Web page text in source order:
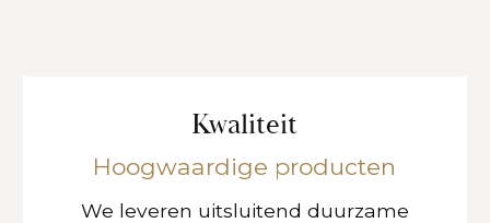
Kwaliteit
Hoogwaardige producten
We leveren uitsluitend duurzame